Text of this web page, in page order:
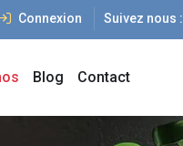
Connexion Suivez nous :
Blog Contact